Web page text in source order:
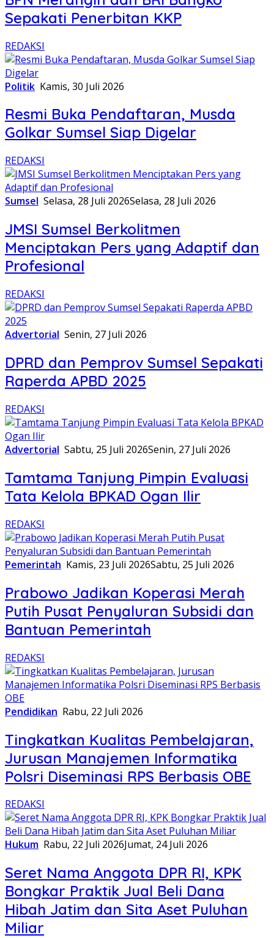
Sepakati Penerbitan KKP
REDAKSI
Politik Kamis, 30 Juli 2026
Resmi Buka Pendaftaran, Musda
Golkar Sumsel Siap Digelar
REDAKSI
Sumsel Selasa, 28 Juli 2026Selasa, 28 Juli 2026
JMSI Sumsel Berkolitmen
Menciptakan Pers yang Adaptif dan
Profesional
REDAKSI
Advertorial Senin, 27 Juli 2026
DPRD dan Pemprov Sumsel Sepakati
Raperda APBD 2025
REDAKSI
Advertorial Sabtu, 25 Juli 2026Senin, 27 Juli 2026
Tamtama Tanjung Pimpin Evaluasi
Tata Kelola BPKAD Ogan Ilir
REDAKSI
Pemerintah Kamis, 23 Juli 2026Sabtu, 25 Juli 2026
Prabowo Jadikan Koperasi Merah
Putih Pusat Penyaluran Subsidi dan
Bantuan Pemerintah
REDAKSI
Pendidikan Rabu, 22 Juli 2026
Tingkatkan Kualitas Pembelajaran,
Jurusan Manajemen Informatika
Polsri Diseminasi RPS Berbasis OBE
REDAKSI
Hukum Rabu, 22 Juli 2026Jumat, 24 Juli 2026
Seret Nama Anggota DPR RI, KPK
Bongkar Praktik Jual Beli Dana
Hibah Jatim dan Sita Aset Puluhan
Miliar